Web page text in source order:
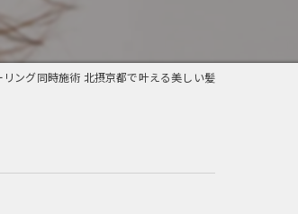
ング同時施術 北摂京都で叶える美しい髪